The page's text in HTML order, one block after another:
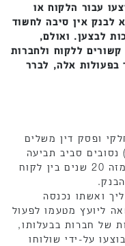
עבור הלקוח או
לבנק אין סיבה לחשוד
לבצען. ואולם,
ללקוח ולחברות
בפעולות אלה, לברר
ופסק דין משלים
סביב תביעה
כספית רחבת היקף המתנהלת מזה 20 שנים בין לקוח
ואשתו נכנסה
ליועץ מטעמו לפעול
של חברות בבעלותו,
על-ידי שולוחו